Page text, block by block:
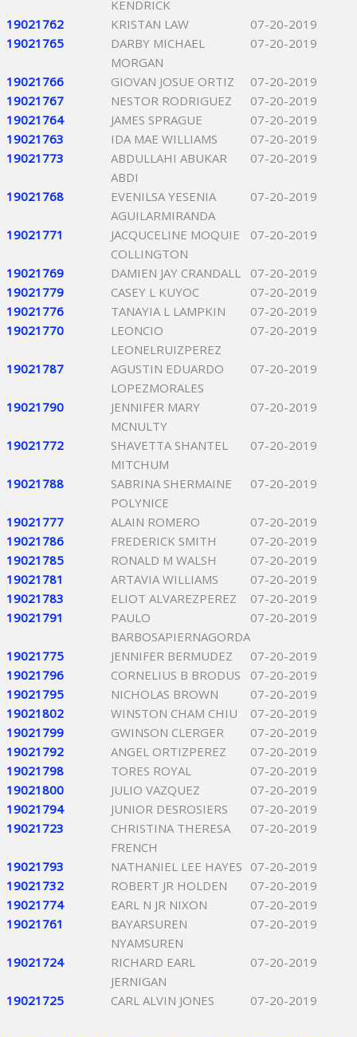
KENDRICK
19021762
KRISTAN LAW
07-20-2019
19021765
DARBY MICHAEL
MORGAN
07-20-2019
19021766 GIOVAN JOSUE ORTIZ
07-20-2019
19021767
NESTOR RODRIGUEZ
07-20-2019
19021764
JAMES SPRAGUE
07-20-2019
19021763
IDA MAE WILLIAMS
07-20-2019
19021773
ABDULLAHI ABUKAR
ABDI
07-20-2019
19021768
EVENILSA YESENIA
AGUILARMIRANDA
07-20-2019
19021771
JACQUCELINE MOQUIE
COLLINGTON
07-20-2019
19021769 DAMIEN JAY CRANDALL
07-20-2019
19021779
CASEY L KUYOC
07-20-2019
19021776
TANAYIA L LAMPKIN
07-20-2019
19021770
LEONCIO
LEONELRUIZPEREZ
07-20-2019
19021787
AGUSTIN EDUARDO
LOPEZMORALES
07-20-2019
19021790
JENNIFER MARY
MCNULTY
07-20-2019
19021772
SHAVETTA SHANTEL
MITCHUM
07-20-2019
19021788
SABRINA SHERMAINE
POLYNICE
07-20-2019
19021777 ALAIN ROMERO
07-20-2019
19021786
FREDERICK SMITH
07-20-2019
19021785
RONALD M WALSH
07-20-2019
19021781
ARTAVIA WILLIAMS
07-20-2019
19021783
ELIOT ALVAREZPEREZ
07-20-2019
19021791
PAULO
BARBOSAPIERNAGORDA
07-20-2019
19021775 JENNIFER BERMUDEZ
07-20-2019
19021796
CORNELIUS B BRODUS
07-20-2019
19021795
NICHOLAS BROWN
07-20-2019
19021802
WINSTON CHAM CHIU
07-20-2019
19021799
GWINSON CLERGER
07-20-2019
19021792
ANGEL ORTIZPEREZ
07-20-2019
19021798
TORES ROYAL
07-20-2019
19021800
JULIO VAZQUEZ
07-20-2019
19021794
JUNIOR DESROSIERS
07-20-2019
19021723
CHRISTINA THERESA
FRENCH
07-20-2019
19021793 NATHANIEL LEE HAYES 07-20-2019
19021732
ROBERT JR HOLDEN
07-20-2019
19021774
EARL N JR NIXON
07-20-2019
19021761
BAYARSUREN
NYAMSUREN
07-20-2019
19021724
RICHARD EARL
JERNIGAN
07-20-2019
19021725 CARL ALVIN JONES 07-20-2019